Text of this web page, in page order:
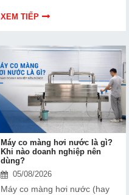
đầu tư hiện nay? cùng Hải
XEM TIẾP
Máy co màng hơi nước là gì?
Khi nào doanh nghiệp nên
dùng?
05/08/2026
Máy co màng hơi nước (hay